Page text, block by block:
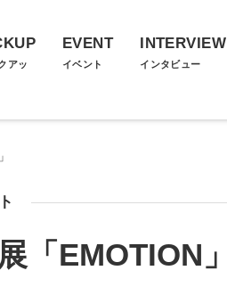
アッ
EVENT
イベント
INTERVIEW
インタビュー
「EMOTION」